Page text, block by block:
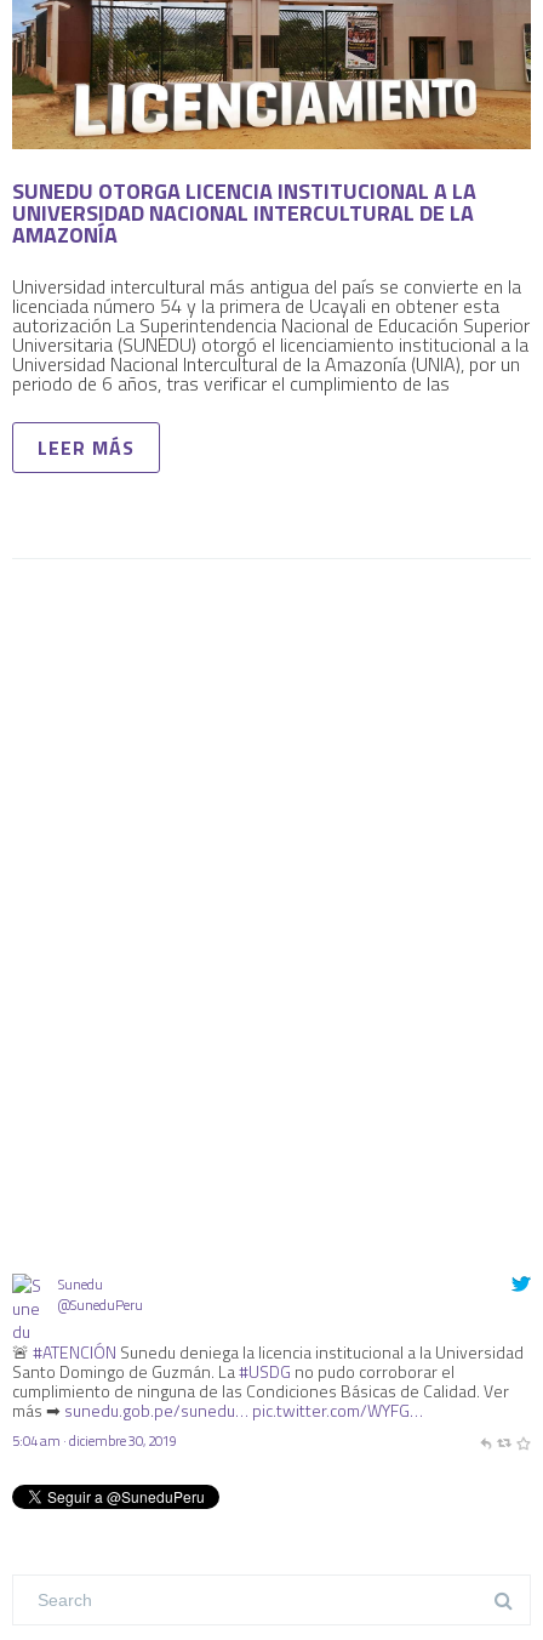
SUNEDU OTORGA LICENCIA INSTITUCIONAL A LA
UNIVERSIDAD NACIONAL INTERCULTURAL DE LA
AMAZONÍA
Universidad intercultural más antigua del país se convierte en la
licenciada número 54 y la primera de Ucayali en obtener esta
autorización La Superintendencia Nacional de Educación Superior
Universitaria (SUNEDU) otorgó el licenciamiento institucional a la
Universidad Nacional Intercultural de la Amazonía (UNIA), por un
periodo de 6 años, tras verificar el cumplimiento de las
LEER MÁS
Sunedu
@SuneduPeru
🚨#ATENCIÓN Sunedu deniega la licencia institucional a la Universidad
Santo Domingo de Guzmán. La#USDG no pudo corroborar el
cumplimiento de ninguna de las Condiciones Básicas de Calidad. Ver
más ➡ sunedu.gob.pe/sunedu… pic.twitter.com/WYFG…
5:04 am · diciembre 30, 2019